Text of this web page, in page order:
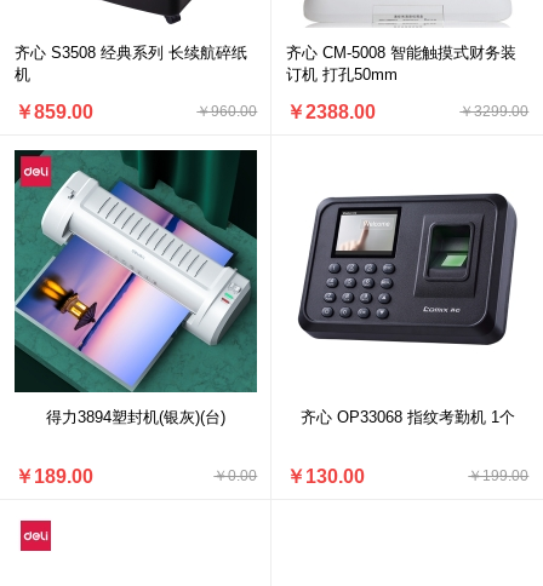
齐心 S3508 经典系列 长续航碎纸
机
￥960.00
￥859.00
齐心 CM-5008 智能触摸式财务装
订机 打孔50mm
￥3299.00
￥2388.00
得力3894塑封机(银灰)(台)
￥0.00
￥189.00
齐心 OP33068 指纹考勤机 1个
￥199.00
￥130.00